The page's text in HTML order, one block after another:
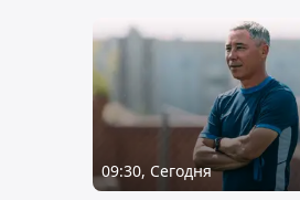
09:30, Сегодня